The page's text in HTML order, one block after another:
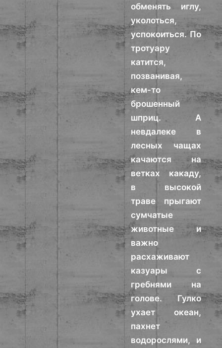
обменять иглу,
уколоться,
успокоиться. По
тротуару
катится,
позванивая,
кем-то
брошенный
шприц. А
невдалеке в
лесных чащах
качаются на
ветках какаду,
в высокой
траве прыгают
сумчатые
животные и
важно
расхаживают
казуары с
гребнями на
голове. Гулко
ухает океан,
пахнет
водорослями, и